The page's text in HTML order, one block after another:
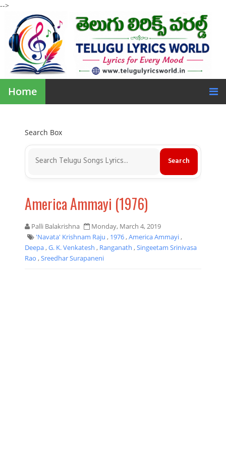
-->
Home
Search Box
America Ammayi (1976)
Palli Balakrishna
Monday, March 4, 2019
'Navata' Krishnam Raju , 1976,America Ammayi,
Deepa,G. K. Venkatesh , Ranganath ,Singeetam Srinivasa
Rao ,Sreedhar Surapaneni